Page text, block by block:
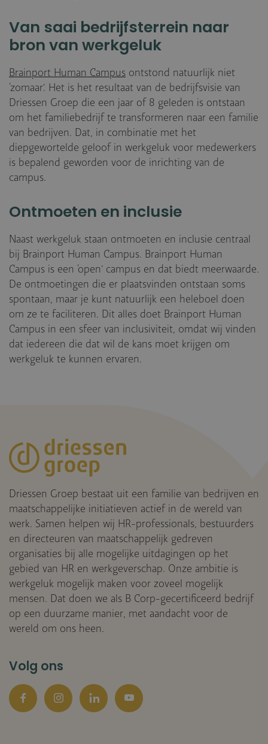
Van saai bedrijfsterrein naar
bron van werkgeluk
Brainport Human Campus ontstond natuurlijk niet
‘zomaar’. Het is het resultaat van de bedrijfsvisie van
Driessen Groep die een jaar of 8 geleden is ontstaan
om het familiebedrijf te transformeren naar een familie
van bedrijven. Dat, in combinatie met het
diepgewortelde geloof in werkgeluk voor medewerkers
is bepalend geworden voor de inrichting van de
campus.
Ontmoeten en inclusie
Naast werkgeluk staan ontmoeten en inclusie centraal
bij Brainport Human Campus. Brainport Human
Campus is een ‘open’ campus en dat biedt meerwaarde.
De ontmoetingen die er plaatsvinden ontstaan soms
spontaan, maar je kunt natuurlijk een heleboel doen
om ze te faciliteren. Dit alles doet Brainport Human
Campus in een sfeer van inclusiviteit, omdat wij vinden
dat iedereen die dat wil de kans moet krijgen om
werkgeluk te kunnen ervaren.
Driessen Groep bestaat uit een familie van bedrijven en
maatschappelijke initiatieven actief in de wereld van
werk. Samen helpen wij HR-professionals, bestuurders
en directeuren van maatschappelijk gedreven
organisaties bij alle mogelijke uitdagingen op het
gebied van HR en werkgeverschap. Onze ambitie is
werkgeluk mogelijk maken voor zoveel mogelijk
mensen. Dat doen we als B Corp-gecertificeerd bedrijf
op een duurzame manier, met aandacht voor de
wereld om ons heen.
Volg ons